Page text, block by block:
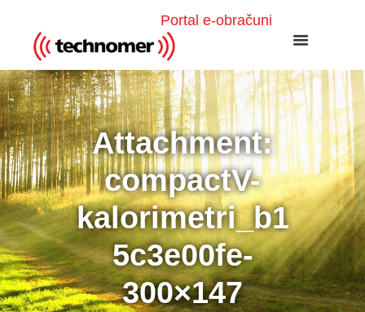
Portal e-obračuni
Attachment:
compactV-
kalorimetri_b1
5c3e00fe-
300×147